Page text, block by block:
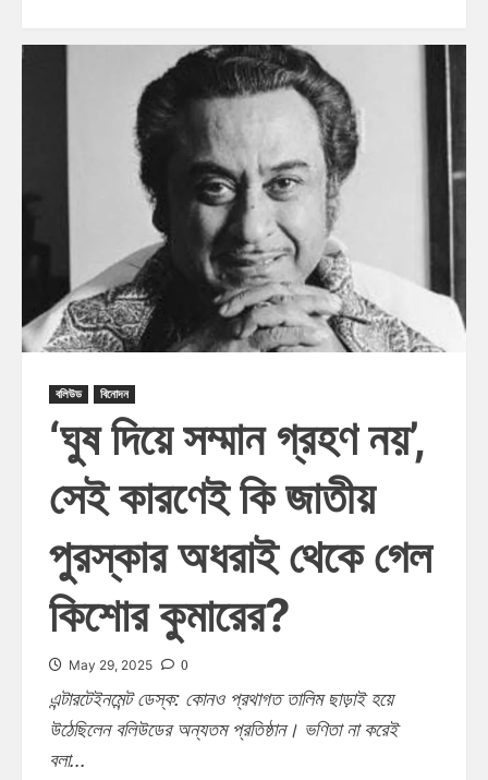
বলিউড বিনোদন
‘ঘুষ দিয়ে সম্মান গ্রহণ নয়’,
সেই কারণেই কি জাতীয়
পুরস্কার অধরাই থেকে গেল
কিশোর কুমারের?
May 29, 2025 0
এন্টারটেইনমেন্ট ডেস্ক: কোনও প্রথাগত তালিম ছাড়াই হয়ে
উঠেছিলেন বলিউডের অন্যতম প্রতিষ্ঠান। ভণিতা না করেই
বলা...